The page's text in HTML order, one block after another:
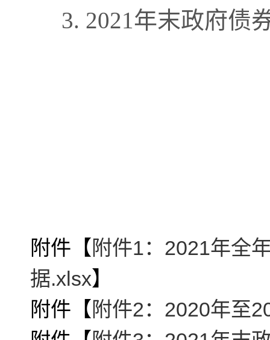
3. 2021年末政府债
附件【 附件1：2021年全
据.xlsx】
附件【 附件2：2020年至